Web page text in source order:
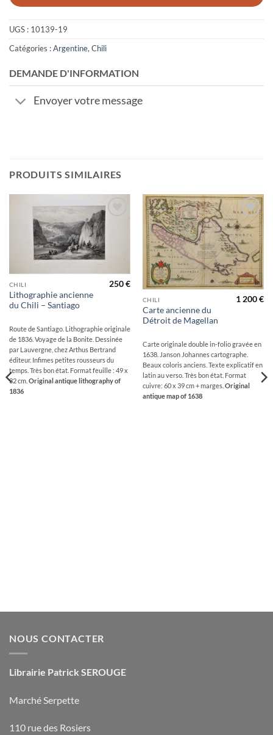
UGS : 10139-19
Catégories :Argentine, Chili
DEMANDE D'INFORMATION
Envoyer votre message
PRODUITS SIMILAIRES
Ajouter
wishlist
CHILI
Lithographie ancienne
du Chili – Santiago
250€
Route de Santiago. Lithographie originale
de 1836. Voyage de la Bonite. Dessinée
par Lauvergne, chez Arthus Bertrand
éditeur. Infimes petites rousseurs du
temps. Très bon état. Format feuille : 49 x
32 cm. Original antique lithography of
1836
Ajouter
à la
wishlist
CHILI
Carte ancienne du
Détroit de Magellan
1 200€
Carte originale double in-folio gravée en
1638. Janson Johannes cartographe.
Beaux coloris anciens. Texte explicatif en
latin au verso. Très bon état. Format
cuivre: 60 x 39 cm + marges. Original
antique map of 1638
NOUS CONTACTER
Librairie Patrick SEROUGE
Marché Serpette
110 rue des Rosiers